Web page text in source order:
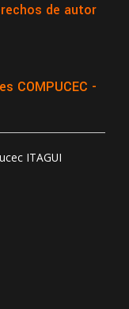
de autor
COMPUCEC -
ITAGUI